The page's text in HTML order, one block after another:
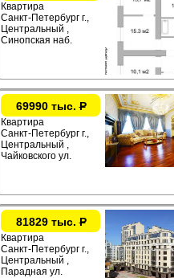
Квартира
Санкт-Петербург г.,
Центральный ,
Синопская наб.
69990 тыс.Р
Квартира
Санкт-Петербург г.,
Центральный ,
Чайковского ул.
81829 тыс.Р
Квартира
Санкт-Петербург г.,
Центральный ,
Парадная ул.